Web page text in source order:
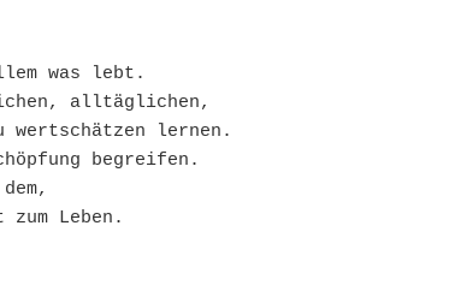
was lebt.
alltäglichen,
wertschätzen lernen.
begreifen.